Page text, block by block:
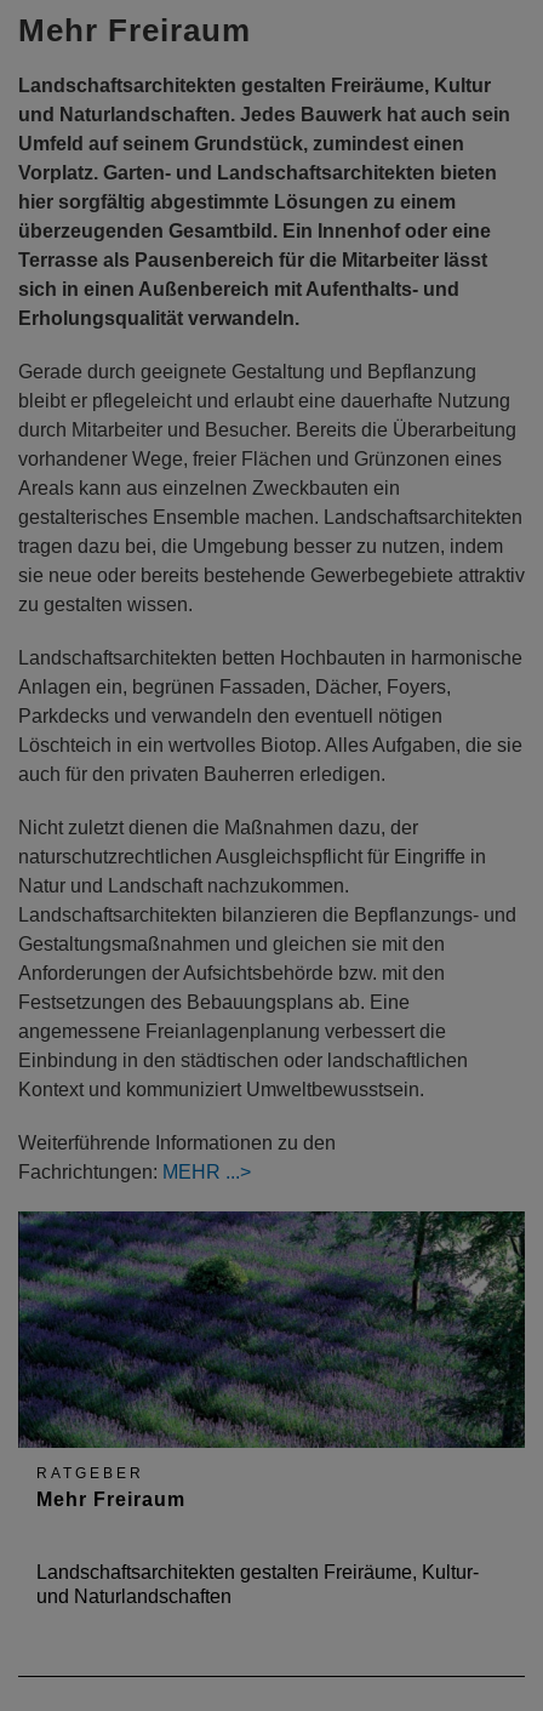
Mehr Freiraum
Landschaftsarchitekten gestalten Freiräume, Kultur
und Naturlandschaften. Jedes Bauwerk hat auch sein
Umfeld auf seinem Grundstück, zumindest einen
Vorplatz. Garten- und Landschaftsarchitekten bieten
hier sorgfältig abgestimmte Lösungen zu einem
überzeugenden Gesamtbild. Ein Innenhof oder eine
Terrasse als Pausenbereich für die Mitarbeiter lässt
sich in einen Außenbereich mit Aufenthalts- und
Erholungsqualität verwandeln.
Gerade durch geeignete Gestaltung und Bepflanzung
bleibt er pflegeleicht und erlaubt eine dauerhafte Nutzung
durch Mitarbeiter und Besucher. Bereits die Überarbeitung
vorhandener Wege, freier Flächen und Grünzonen eines
Areals kann aus einzelnen Zweckbauten ein
gestalterisches Ensemble machen. Landschaftsarchitekten
tragen dazu bei, die Umgebung besser zu nutzen, indem
sie neue oder bereits bestehende Gewerbegebiete attraktiv
zu gestalten wissen.
Landschaftsarchitekten betten Hochbauten in harmonische
Anlagen ein, begrünen Fassaden, Dächer, Foyers,
Parkdecks und verwandeln den eventuell nötigen
Löschteich in ein wertvolles Biotop. Alles Aufgaben, die sie
auch für den privaten Bauherren erledigen.
Nicht zuletzt dienen die Maßnahmen dazu, der
naturschutzrechtlichen Ausgleichspflicht für Eingriffe in
Natur und Landschaft nachzukommen.
Landschaftsarchitekten bilanzieren die Bepflanzungs- und
Gestaltungsmaßnahmen und gleichen sie mit den
Anforderungen der Aufsichtsbehörde bzw. mit den
Festsetzungen des Bebauungsplans ab. Eine
angemessene Freianlagenplanung verbessert die
Einbindung in den städtischen oder landschaftlichen
Kontext und kommuniziert Umweltbewusstsein.
Weiterführende Informationen zu den
Fachrichtungen: MEHR
RATGEBER
Mehr Freiraum
Landschaftsarchitekten gestalten Freiräume, Kultur-
und Naturlandschaften